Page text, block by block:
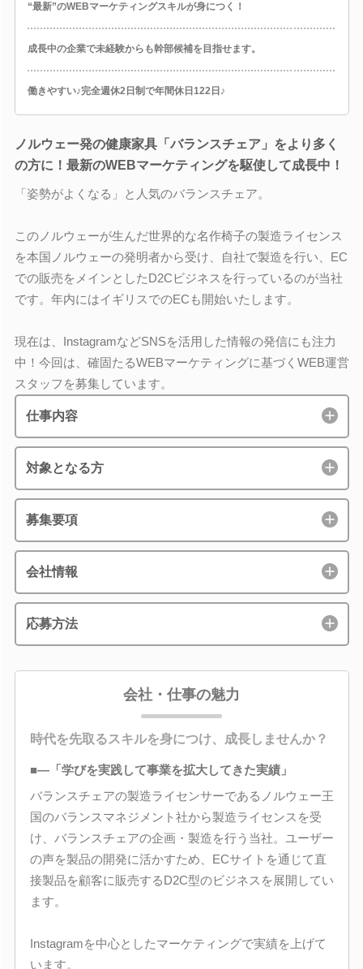
“最新”のWEBマーケティングスキルが身につく！
成長中の企業で未経験からも幹部候補を目指せます。
働きやすい♪完全週休2日制で年間休日122日♪
ノルウェー発の健康家具「バランスチェア」をより多く
の方に！最新のWEBマーケティングを駆使して成長中！
「姿勢がよくなる」と人気のバランスチェア。
このノルウェーが生んだ世界的な名作椅子の製造ライセンス
を本国ノルウェーの発明者から受け、自社で製造を行い、EC
での販売をメインとしたD2Cビジネスを行っているのが当社
です。年内にはイギリスでのECも開始いたします。
現在は、InstagramなどSNSを活用した情報の発信にも注力
中！今回は、確固たるWEBマーケティングに基づくWEB運営
スタッフを募集しています。
仕事内容
対象となる方
募集要項
会社情報
応募方法
会社・仕事の魅力
時代を先取るスキルを身につけ、成長しませんか？
■―「学びを実践して事業を拡大してきた実績」
バランスチェアの製造ライセンサーであるノルウェー王
国のバランスマネジメント社から製造ライセンスを受
け、バランスチェアの企画・製造を行う当社。ユーザー
の声を製品の開発に活かすため、ECサイトを通じて直
接製品を顧客に販売するD2C型のビジネスを展開してい
ます。
Instagramを中心としたマーケティングで実績を上げて
います。